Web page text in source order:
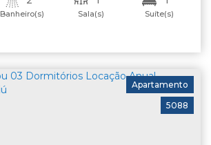
Banheiro(s) Sala(s) Suíte(s)
5088
Apartamento